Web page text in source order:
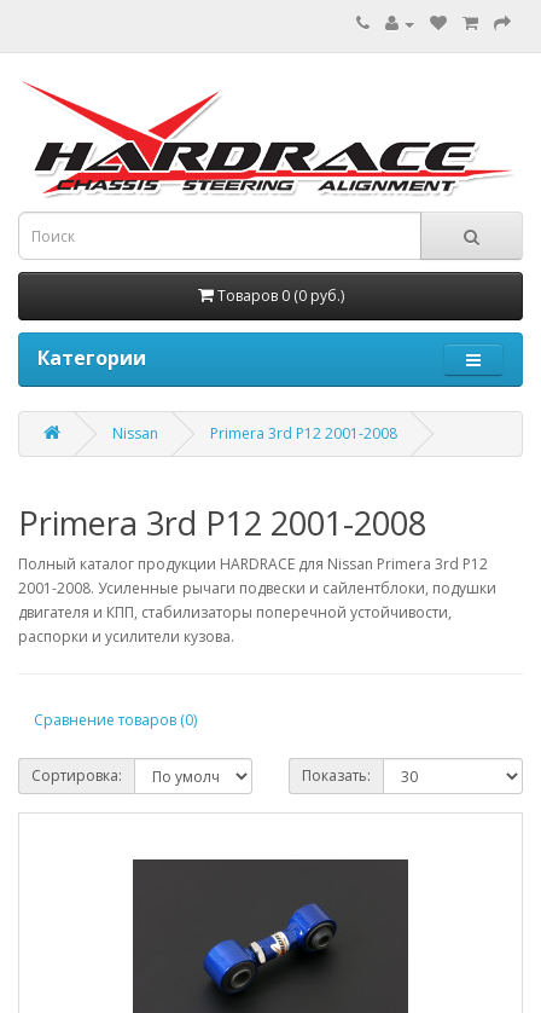
Товаров 0 (0 руб.)
Категории
Nissan Primera 3rd P12 2001-2008
Primera 3rd P12 2001-2008
Полный каталог продукции HARDRACE для Nissan Primera 3rd P12
2001-2008. Усиленные рычаги подвески и сайлентблоки, подушки
двигателя и КПП, стабилизаторы поперечной устойчивости,
распорки и усилители кузова.
Сравнение товаров (0)
Сортировка: Показать: